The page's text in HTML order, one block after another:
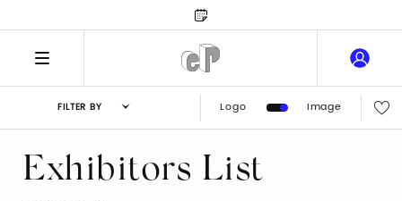
FILTER BY Logo Image
Exhibitors List